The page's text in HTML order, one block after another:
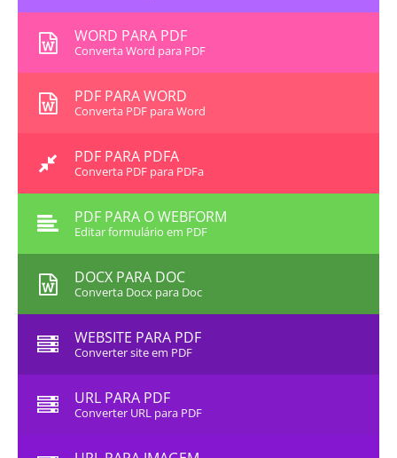
WORD PARA PDF
Converta Word para PDF
PDF PARA WORD
Converta PDF para Word
PDF PARA PDFA
Converta PDF para PDFa
PDF PARA O WEBFORM
Editar formulário em PDF
DOCX PARA DOC
Converta Docx para Doc
WEBSITE PARA PDF
Converter site em PDF
URL PARA PDF
Converter URL para PDF